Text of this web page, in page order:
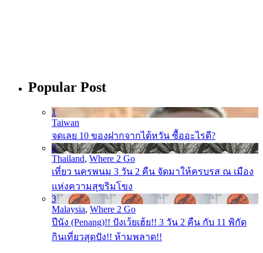
Popular Post
1
Taiwan
จดเลย 10 ของฝากจากไต้หวัน ซื้ออะไรดี?
2
Thailand, Where 2 Go
เที่ยว นครพนม 3 วัน 2 คืน จัดมาให้ครบรส ณ เมือง
แห่งความสุขริมโขง
3
Malaysia, Where 2 Go
ปีนัง (Penang)!! ปังเว้ยเฮ้ย!! 3 วัน 2 คืน กับ 11 พิกัด
กินเที่ยวสุดปัง!! ห้ามพลาด!!